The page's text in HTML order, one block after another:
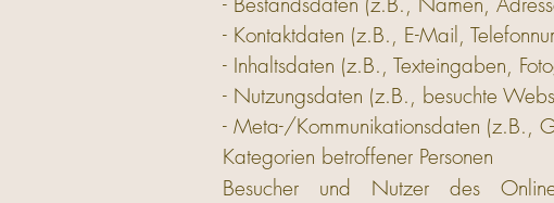
- Kontaktdaten (z.B., E-Mail,
- Inhaltsdaten (z.B., Texteingaben,
- Nutzungsdaten (z.B., besuchte
- Meta-/Kommunikationsdaten (z.B.,
Kategorien betroffener Personen
Besucher und Nutzer des